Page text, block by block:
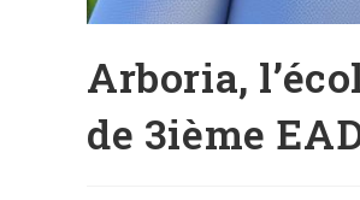
Arboria,
de 3ième